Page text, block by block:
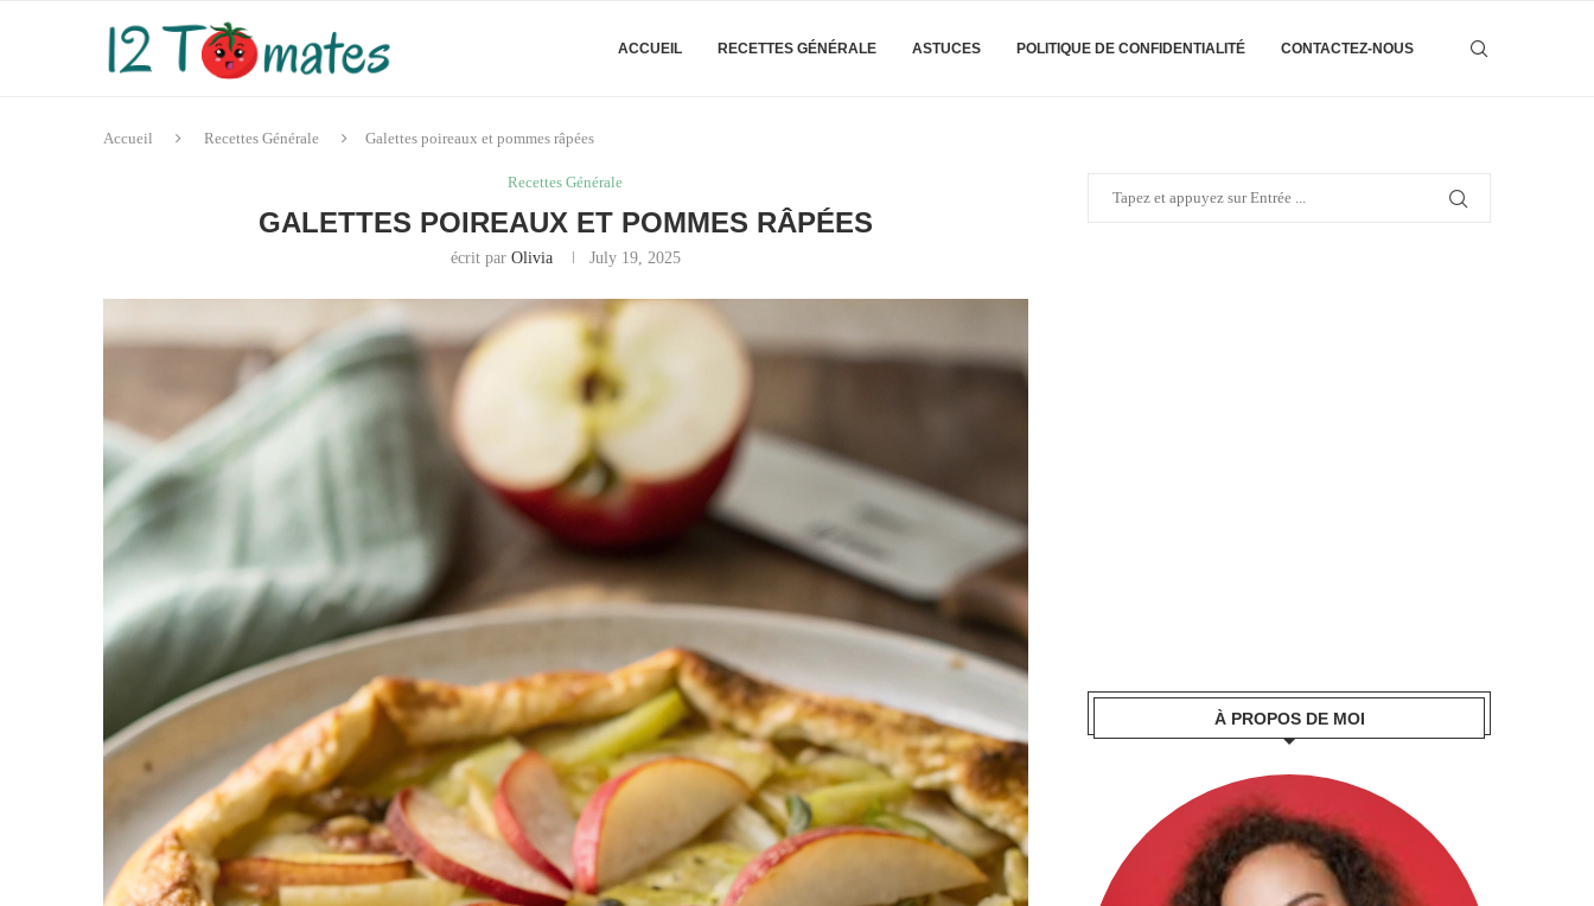
ACCUEIL RECETTES GÉNÉRALE ASTUCES POLITIQUE DE CONFIDENTIALITÉ CONTACTEZ-NOUS
Accueil Recettes Générale Galettes poireaux et pommes râpées
Recettes Générale
GALETTES POIREAUX ET POMMES RÂPÉES
écrit par Olivia July 19, 2025
À PROPOS DE MOI